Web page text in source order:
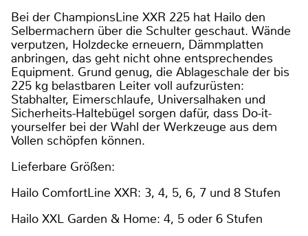
Bei der ChampionsLine XXR 225 hat Hailo den
Selbermachern über die Schulter geschaut. Wände
verputzen, Holzdecke erneuern, Dämmplatten
anbringen, das geht nicht ohne entsprechendes
Equipment. Grund genug, die Ablageschale der bis
225 kg belastbaren Leiter voll aufzurüsten:
Stabhalter, Eimerschlaufe, Universalhaken und
Sicherheits-Haltebügel sorgen dafür, dass Do-it-
yourselfer bei der Wahl der Werkzeuge aus dem
Vollen schöpfen können.
Lieferbare Größen:
Hailo ComfortLine XXR: 3, 4, 5, 6, 7 und 8 Stufen
Hailo XXL Garden & Home: 4, 5 oder 6 Stufen